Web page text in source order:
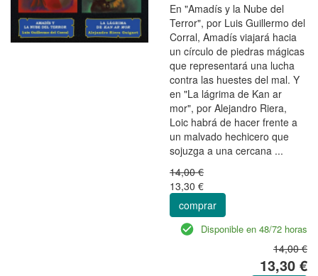
En "Amadís y la Nube del
Terror", por Luis Guillermo del
Corral, Amadís viajará hacia
un círculo de piedras mágicas
que representará una lucha
contra las huestes del mal. Y
en "La lágrima de Kan ar
mor", por Alejandro Riera,
Loic habrá de hacer frente a
un malvado hechicero que
sojuzga a una cercana ...
14,00 €
13,30 €
comprar
Disponible en 48/72 horas
14,00 €
13,30 €